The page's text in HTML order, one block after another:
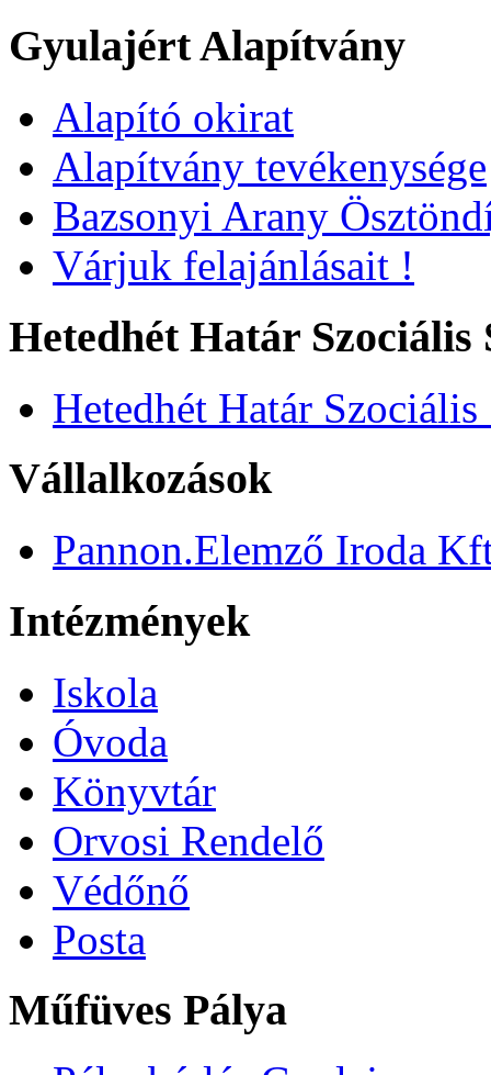
Gyulajért Alapítvány
Alapító okirat
Alapítvány tevékenysége
Bazsonyi Arany
Várjuk felajánlásait !
Hetedhét Határ Szociális
Hetedhét Határ Szociális
Vállalkozások
Pannon.Elemző Iroda
Intézmények
Iskola
Óvoda
Könyvtár
Orvosi Rendelő
Védőnő
Posta
Műfüves Pálya